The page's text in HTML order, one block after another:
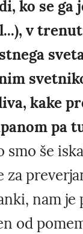
ko se ga
v
kake
pa
smo še
nam je
od